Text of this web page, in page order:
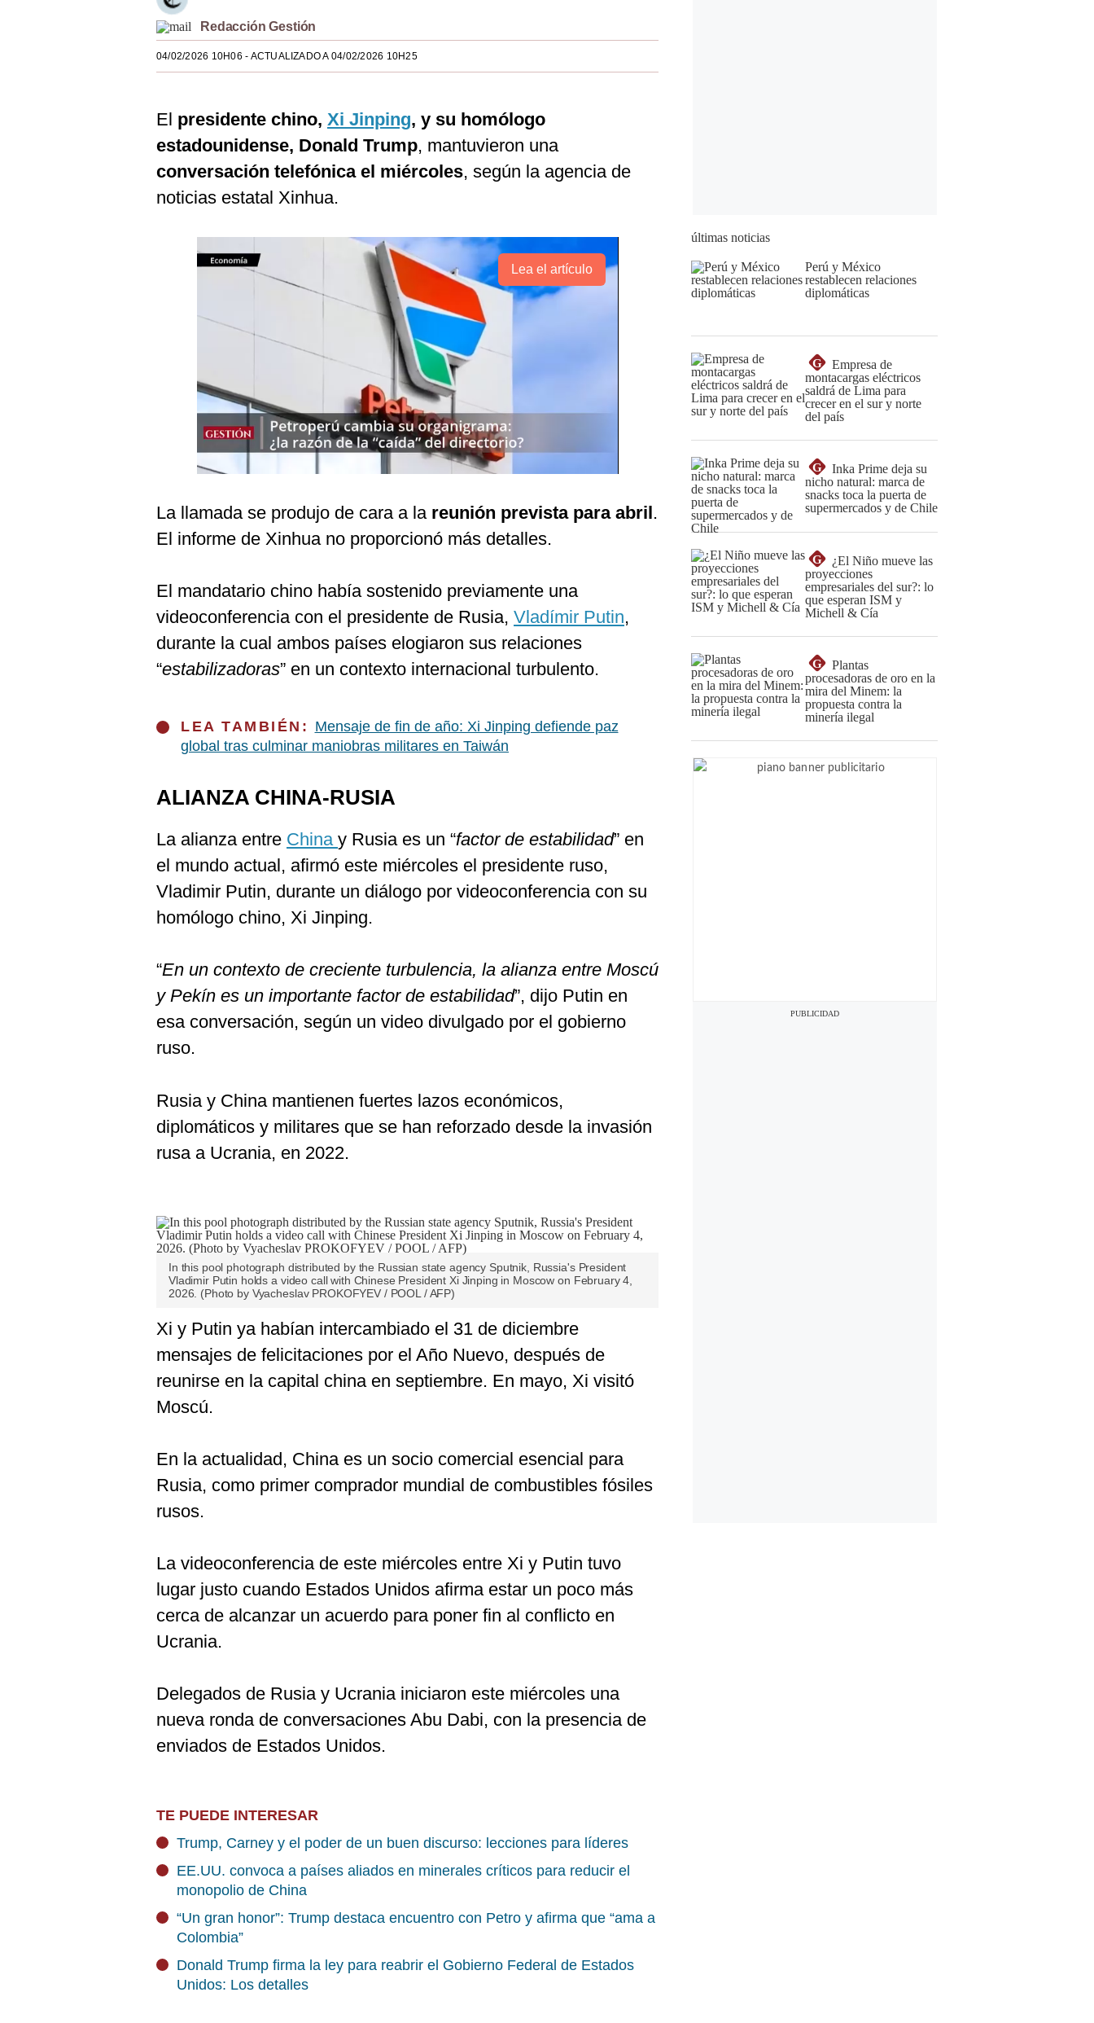
Redacción Gestión
04/02/2026 10H06 - ACTUALIZADO A 04/02/2026 10H25
El presidente chino, Xi Jinping, y su homólogo
estadounidense, Donald Trump, mantuvieron una
conversación telefónica el miércoles, según la agencia de
noticias estatal Xinhua.
Lea el artículo
La llamada se produjo de cara a la reunión prevista para abril.
El informe de Xinhua no proporcionó más detalles.
El mandatario chino había sostenido previamente una
videoconferencia con el presidente de Rusia, Vladímir Putin,
durante la cual ambos países elogiaron sus relaciones
“estabilizadoras” en un contexto internacional turbulento.
LEA TAMBIÉN: Mensaje de fin de año: Xi Jinping defiende paz
global tras culminar maniobras militares en Taiwán
ALIANZA CHINA-RUSIA
La alianza entre China y Rusia es un “factor de estabilidad” en
el mundo actual, afirmó este miércoles el presidente ruso,
Vladimir Putin, durante un diálogo por videoconferencia con su
homólogo chino, Xi Jinping.
“En un contexto de creciente turbulencia, la alianza entre Moscú
y Pekín es un importante factor de estabilidad”, dijo Putin en
esa conversación, según un video divulgado por el gobierno
ruso.
Rusia y China mantienen fuertes lazos económicos,
diplomáticos y militares que se han reforzado desde la invasión
rusa a Ucrania, en 2022.
In this pool photograph distributed by the Russian state agency Sputnik, Russia's President
Vladimir Putin holds a video call with Chinese President Xi Jinping in Moscow on February 4,
2026. (Photo by Vyacheslav PROKOFYEV / POOL / AFP)
Xi y Putin ya habían intercambiado el 31 de diciembre
mensajes de felicitaciones por el Año Nuevo, después de
reunirse en la capital china en septiembre. En mayo, Xi visitó
Moscú.
En la actualidad, China es un socio comercial esencial para
Rusia, como primer comprador mundial de combustibles fósiles
rusos.
La videoconferencia de este miércoles entre Xi y Putin tuvo
lugar justo cuando Estados Unidos afirma estar un poco más
cerca de alcanzar un acuerdo para poner fin al conflicto en
Ucrania.
Delegados de Rusia y Ucrania iniciaron este miércoles una
nueva ronda de conversaciones Abu Dabi, con la presencia de
enviados de Estados Unidos.
TE PUEDE INTERESAR
Trump, Carney y el poder de un buen discurso: lecciones para líderes
EE.UU. convoca a países aliados en minerales críticos para reducir el
monopolio de China
“Un gran honor”: Trump destaca encuentro con Petro y afirma que “ama a
Colombia”
Donald Trump firma la ley para reabrir el Gobierno Federal de Estados
Unidos: Los detalles
últimas noticias
Perú y México
restablecen relaciones
diplomáticas
G
Empresa de
montacargas eléctricos
saldrá de Lima para
crecer en el sur y norte
del país
G
Inka Prime deja su
nicho natural: marca de
snacks toca la puerta de
supermercados y de Chile
G
¿El Niño mueve las
proyecciones
empresariales del sur?: lo
que esperan ISM y
Michell & Cía
G
Plantas
procesadoras de oro en la
mira del Minem: la
propuesta contra la
minería ilegal